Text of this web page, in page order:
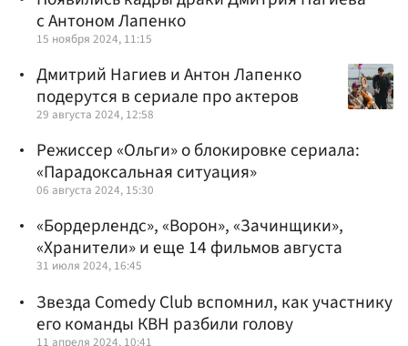
с Антоном Лапенко
15 ноября 2024, 11:15
Дмитрий Нагиев и Антон Лапенко
подерутся в сериале про актеров
29 августа 2024, 12:58
Режиссер «Ольги» о блокировке сериала:
«Парадоксальная ситуация»
06 августа 2024, 15:30
«Бордерлендс», «Ворон», «Зачинщики»,
«Хранители» и еще 14 фильмов августа
31 июля 2024, 16:45
Звезда Comedy Club вспомнил, как участнику
его команды КВН разбили голову
11 апреля 2024, 10:41